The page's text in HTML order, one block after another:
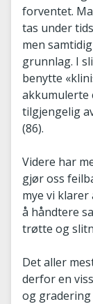
forventet.
tas under
men
grunnlag. I
benytte
akkumulerte
tilgjengelig
(86).
Videre har
gjør oss
mye vi
å håndtere
trøtte og
Det aller
derfor en
og gradering